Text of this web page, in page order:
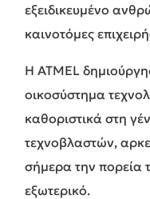
εξειδικευμένο
καινοτόμες
Η ATMEL
οικοσύστημα
καθοριστικά στη
τεχνοβλαστών,
σήμερα την πορεία
εξωτερικό.